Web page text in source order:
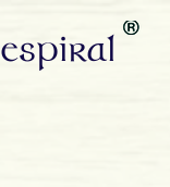
espiral